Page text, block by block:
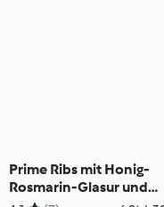
Prime Ribs mit Honig-
Rosmarin-Glasur und